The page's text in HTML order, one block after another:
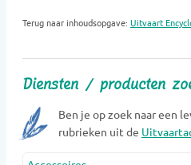
Terug naar inhoudsopgave: Uitvaart
Diensten / producten
Ben je op zoek naar een
rubrieken uit de